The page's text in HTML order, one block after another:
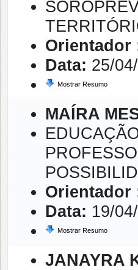
Orientador
Data: 25/
Mostrar Resumo
MAÍRA
Orientador
Data: 19/
Mostrar Resumo
JANAYRA